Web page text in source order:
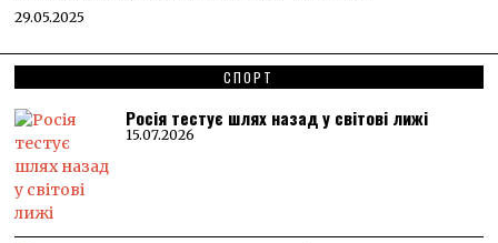
29.05.2025
СПОРТ
Росія тестує шлях назад у світові лижі
15.07.2026